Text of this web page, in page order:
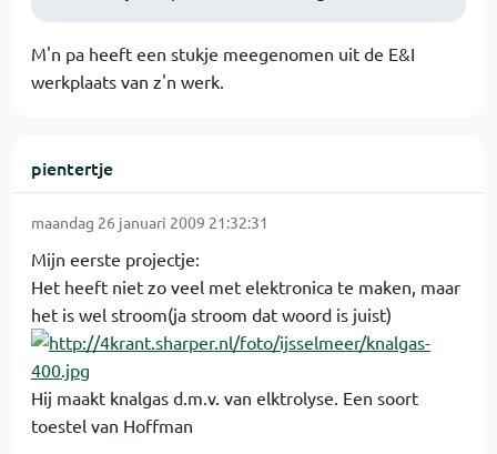
M'n pa heeft een stukje meegenomen uit de E&I
werkplaats van z'n werk.
pientertje
maandag 26 januari 2009 21:32:31
Mijn eerste projectje:
Het heeft niet zo veel met elektronica te maken, maar
het is wel stroom(ja stroom dat woord is juist)
Hij maakt knalgas d.m.v. van elktrolyse. Een soort
toestel van Hoffman